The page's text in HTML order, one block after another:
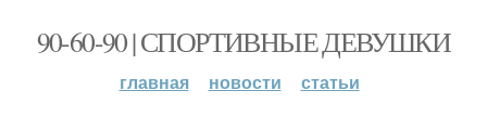
90-60-90 | СПОРТИВНЫЕ ДЕВУШКИ
главная новости статьи